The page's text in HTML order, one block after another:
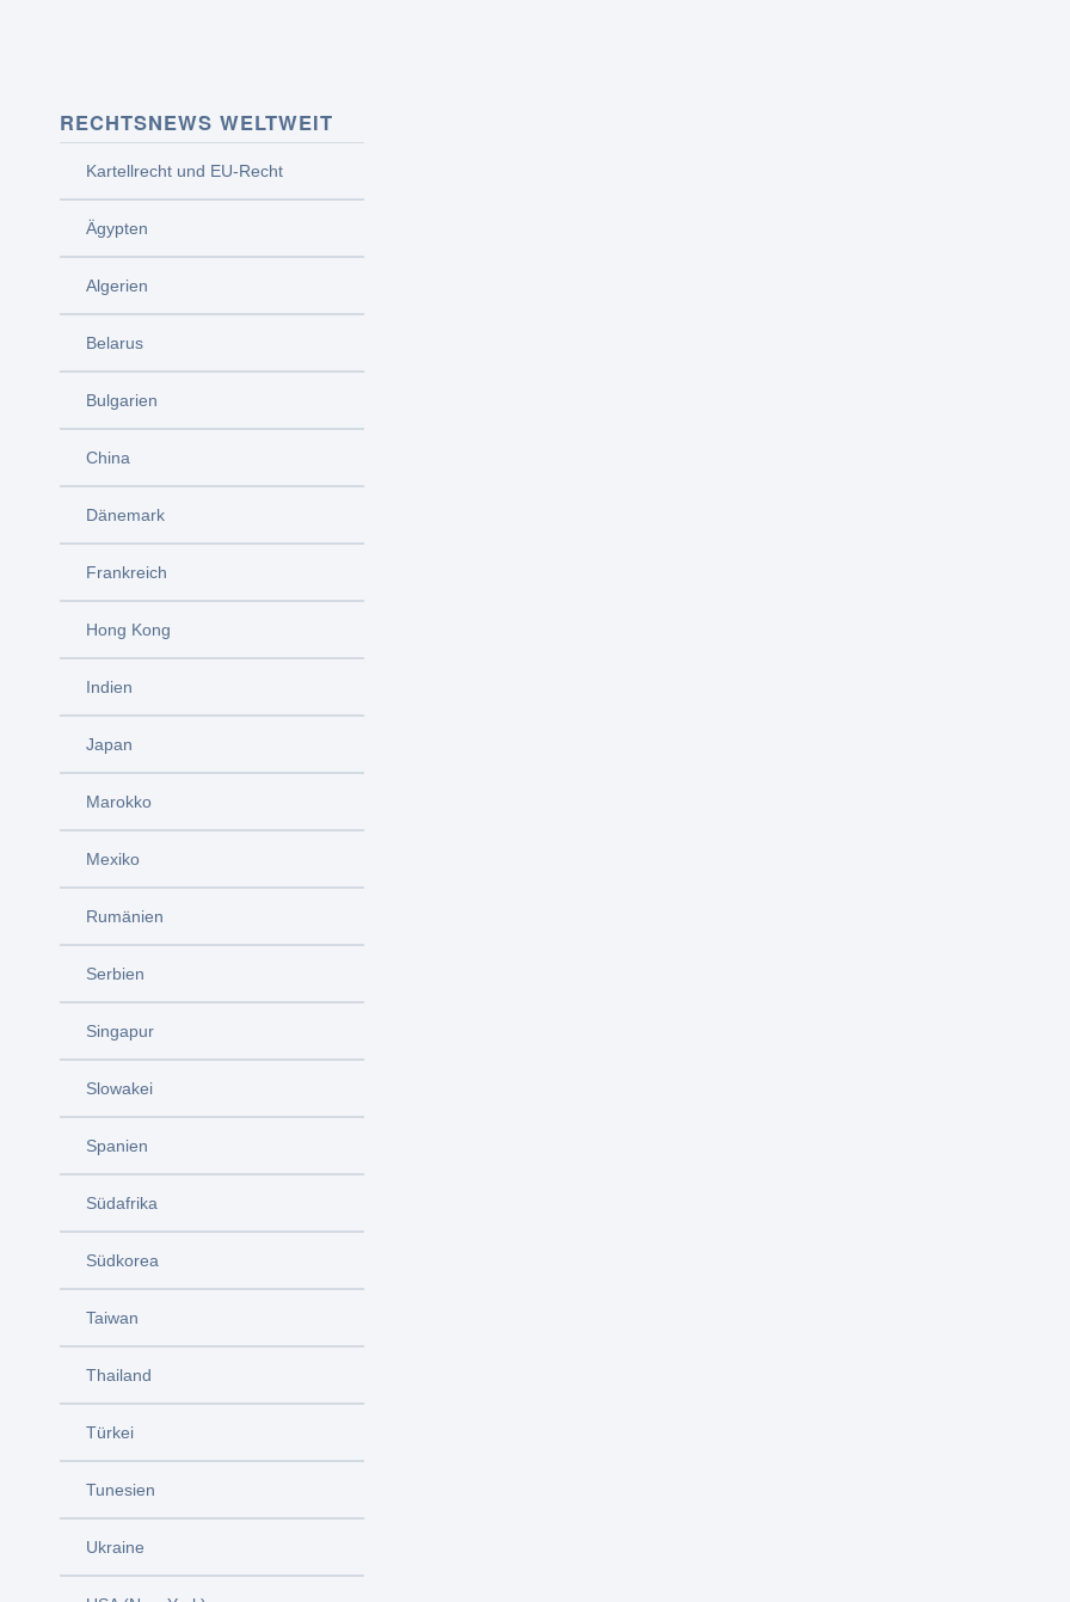
RECHTSNEWS WELTWEIT
Kartellrecht und EU-Recht
Ägypten
Algerien
Belarus
Bulgarien
China
Dänemark
Frankreich
Hong Kong
Indien
Japan
Marokko
Mexiko
Rumänien
Serbien
Singapur
Slowakei
Spanien
Südafrika
Südkorea
Taiwan
Thailand
Türkei
Tunesien
Ukraine